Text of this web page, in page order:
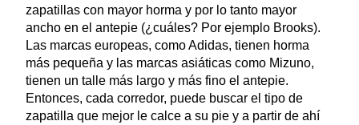
zapatillas con mayor horma y por lo tanto mayor
ancho en el antepie (¿cuáles? Por ejemplo Brooks).
Las marcas europeas, como Adidas, tienen horma
más pequeña y las marcas asiáticas como Mizuno,
tienen un talle más largo y más fino el antepie.
Entonces, cada corredor, puede buscar el tipo de
zapatilla que mejor le calce a su pie y a partir de ahí